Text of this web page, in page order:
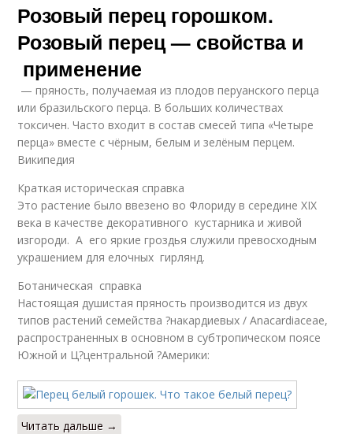
Розовый перец горошком.
Розовый перец — свойства и
применение
— пряность, получаемая из плодов перуанского перца
или бразильского перца. В больших количествах
токсичен. Часто входит в состав смесей типа «Четыре
перца» вместе с чёрным, белым и зелёным перцем.
Википедия
Краткая историческая справка
Это растение было ввезено во Флориду в середине XIX
века в качестве декоративного кустарника и живой
изгороди. А его яркие гроздья служили превосходным
украшением для елочных гирлянд.
Ботаническая справка
Настоящая душистая пряность производится из двух
типов растений семейства ?накардиевых / Anacardiaceae,
распространенных в основном в субтропическом поясе
Южной и Ц?центральной ?Америки:
Читать дальше →